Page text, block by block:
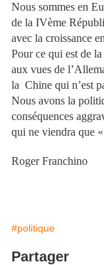
Nous sommes en
de la IVème
avec la croissance
Pour ce qui est de
aux vues de
la Chine qui n’est
Nous avons la
conséquences
qui ne viendra que
Roger Franchino
#politique
Partager